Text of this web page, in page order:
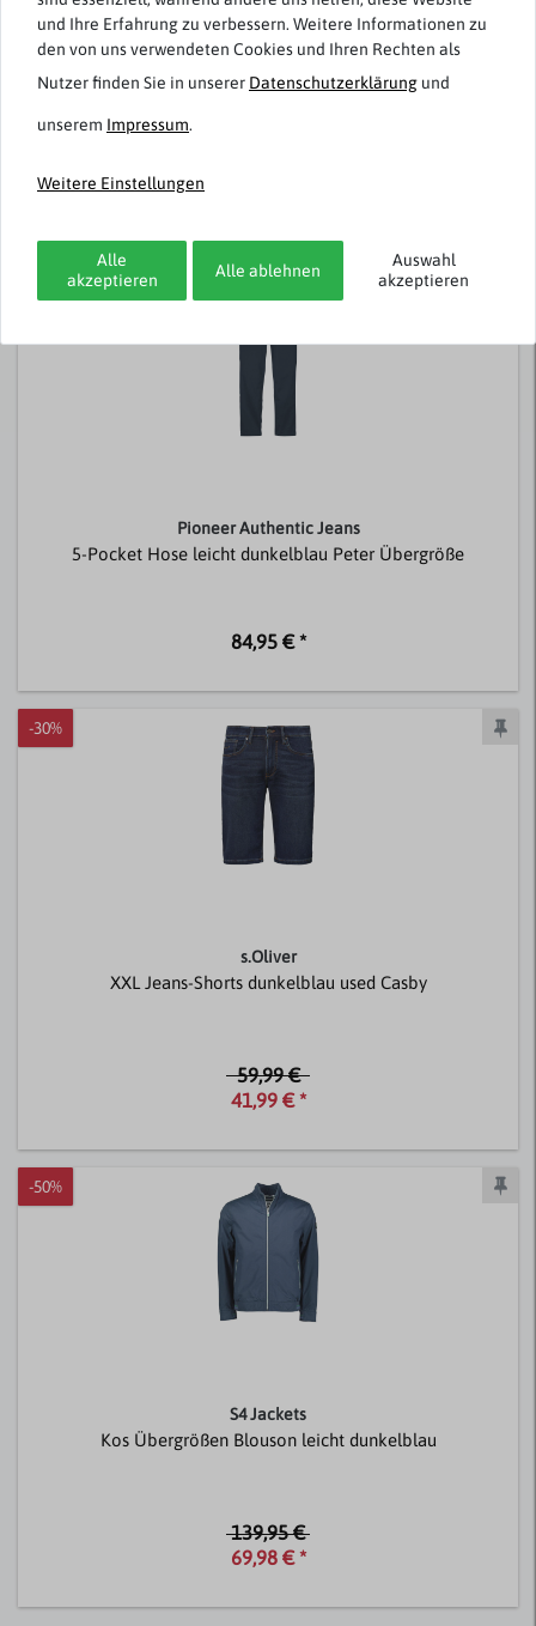
Stretch-Jeans Ranger leicht dark stone XXL
Pioneer Authentic Jeans
5-Pocket Hose leicht dunkelblau Peter Übergröße
84,95 € *
-30%
s.Oliver
XXL Jeans-Shorts dunkelblau used Casby
59,99 €
41,99 € *
-50%
S4 Jackets
Kos Übergrößen Blouson leicht dunkelblau
139,95 €
69,98 € *
und Ihre Erfahrung zu verbessern. Weitere Informationen zu
den von uns verwendeten Cookies und Ihren Rechten als
Nutzer finden Sie in unserer Daten­schutz­erklärung und
unserem Impressum.
Weitere Einstellungen
Alle
akzeptieren
Alle ablehnen
Auswahl
akzeptieren